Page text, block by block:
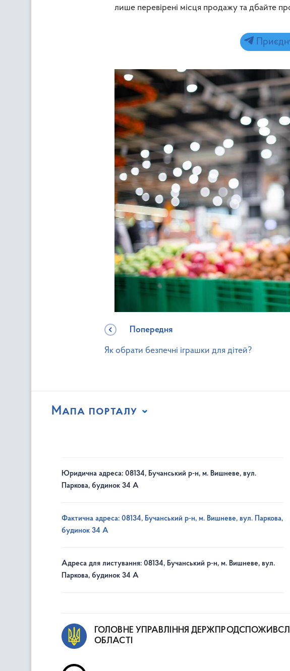
лише перевірені місця продажу та дбайте
Попередня
Як обрати безпечні іграшки для дітей?
Мапа порталу
Юридична адреса: 08134, Бучанський р-н, м. Вишневе, вул.
Паркова, будинок 34 А
Фактична адреса: 08134, Бучанський р-н, м. Вишневе, вул. Паркова,
будинок 34 А
Адреса для листування: 08134, Бучанський р-н, м. Вишневе, вул.
Паркова, будинок 34 А
ГОЛОВНЕ УПРАВЛІННЯ
ОБЛАСТІ